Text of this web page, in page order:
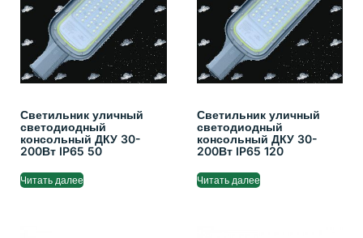
Светильник уличный
светодиодный
консольный ДКУ 30-
200Вт IP65 50
Читать далее
Светильник уличный
светодиодный
консольный ДКУ 30-
200Вт IP65 120
Читать далее